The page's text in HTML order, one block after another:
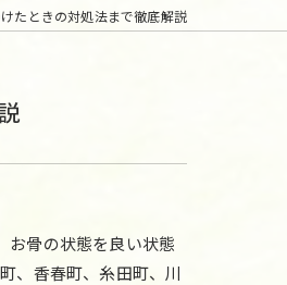
たときの対処法まで徹底解説
お骨の状態を良い状態
、香春町、糸田町、川